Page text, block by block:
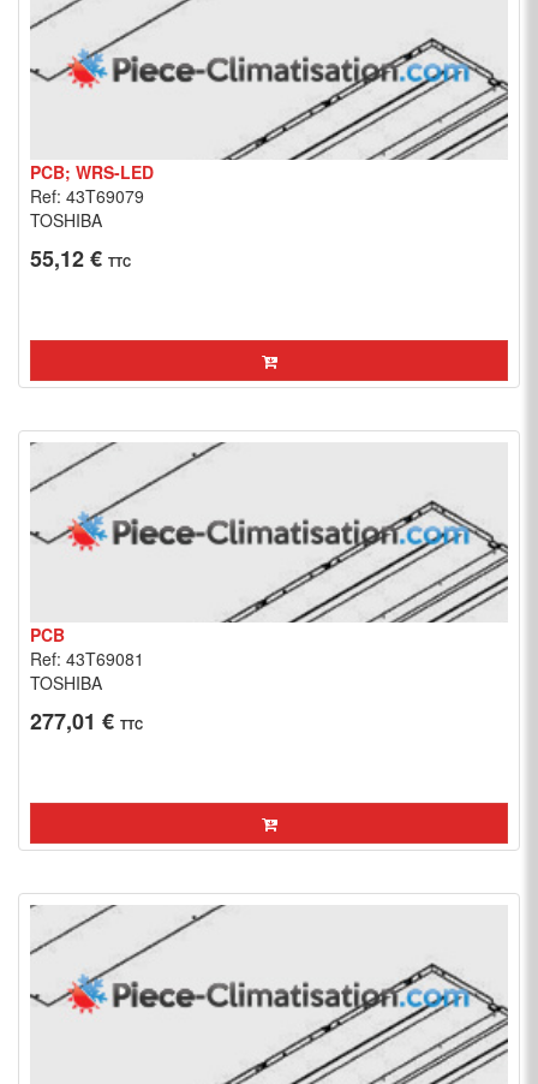
PCB; WRS-LED
Ref: 43T69079
TOSHIBA
55,12 € TTC
PCB
Ref: 43T69081
TOSHIBA
277,01 € TTC